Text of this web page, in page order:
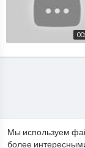
Мы используем
более